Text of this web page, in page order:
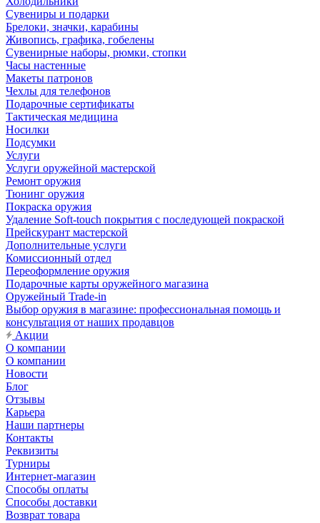
Сувениры и подарки
Брелоки, значки, карабины
Живопись, графика, гобелены
Сувенирные наборы, рюмки, стопки
Часы настенные
Макеты патронов
Чехлы для телефонов
Подарочные сертификаты
Тактическая медицина
Носилки
Подсумки
Услуги
Услуги оружейной мастерской
Ремонт оружия
Тюнинг оружия
Покраска оружия
Удаление Soft-touch покрытия с последующей покраской
Прейскурант мастерской
Дополнительные услуги
Комиссионный отдел
Переоформление оружия
Подарочные карты оружейного магазина
Оружейный Trade-in
Выбор оружия в магазине: профессиональная помощь и
консультация от наших продавцов
Акции
О компании
О компании
Новости
Блог
Отзывы
Карьера
Наши партнеры
Контакты
Реквизиты
Турниры
Интернет-магазин
Способы оплаты
Способы доставки
Возврат товара